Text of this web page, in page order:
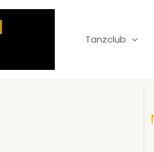
Tanzclub